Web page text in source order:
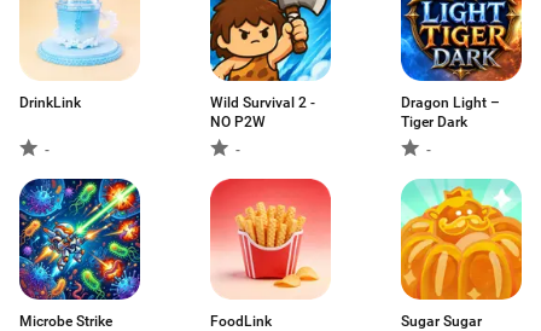
DrinkLink
-
Wild Survival 2 -
NO P2W
-
Dragon Light –
Tiger Dark
-
Microbe Strike
FoodLink
Sugar Sugar